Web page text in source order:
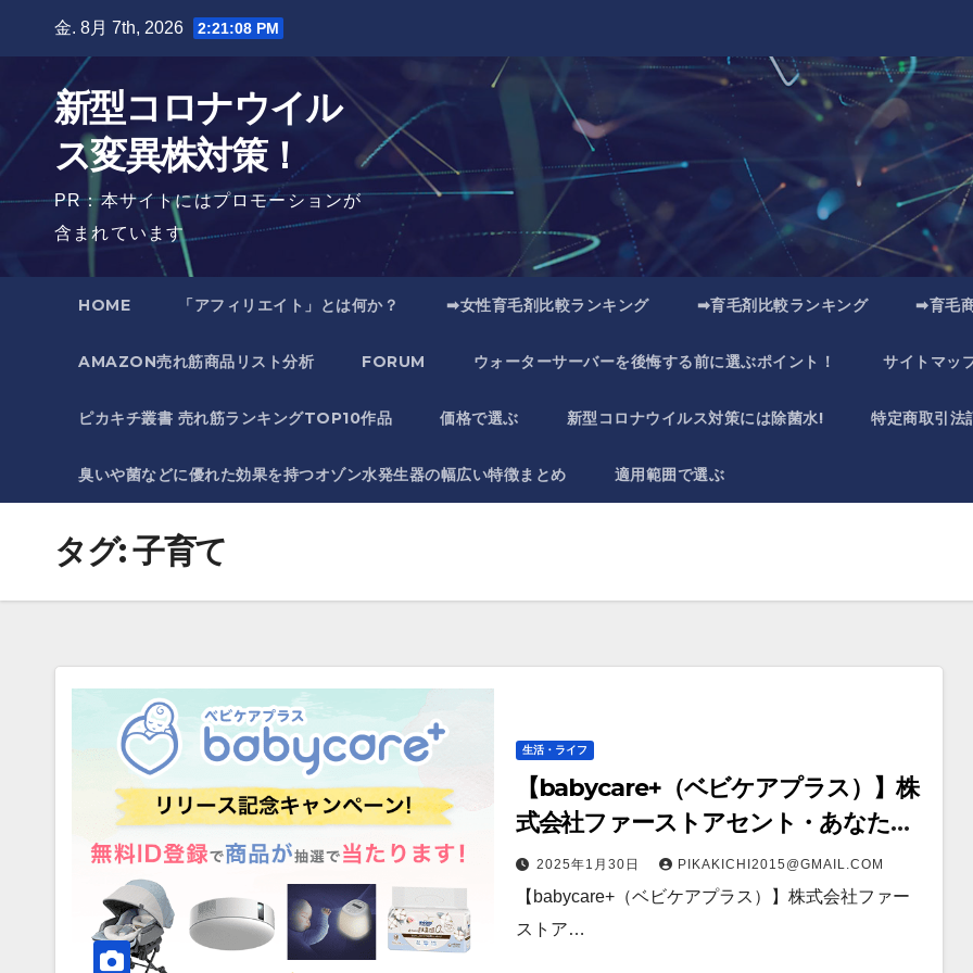
金. 8月 7th, 2026 2:21:10 PM
新型コロナウイル
ス変異株対策！
PR：本サイトにはプロモーションが
含まれています
HOME 「アフィリエイト」とは何か？ ➡女性育毛剤比較ランキング ➡育毛剤比較ランキング ➡育毛
AMAZON売れ筋商品リスト分析 FORUM ウォーターサーバーを後悔する前に選ぶポイント！ サイトマッ
ピカキチ叢書 売れ筋ランキングTOP10作品 価格で選ぶ 新型コロナウイルス対策には除菌水! 特定商取引法
臭いや菌などに優れた効果を持つオゾン水発生器の幅広い特徴まとめ 適用範囲で選ぶ
タグ:子育て
生活・ライフ
【babycare+（ベビケアプラス）】株
式会社ファーストアセント・あなたの
子育てに安心を
2025年1月30日 PIKAKICHI2015@GMAIL.COM
【babycare+（ベビケアプラス）】株式会社ファー
ストア…